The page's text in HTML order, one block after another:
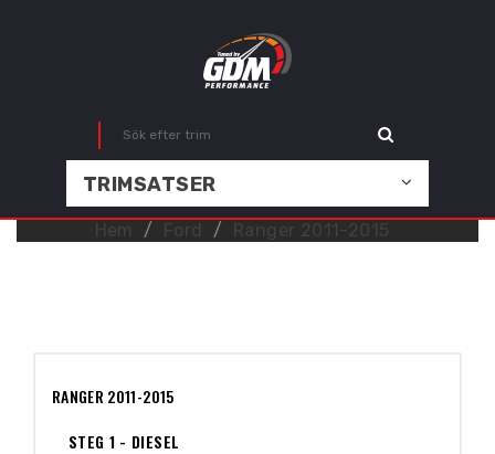
TRIMSATSER
Hem Ford Ranger 2011-2015
RANGER 2011-2015
STEG 1 - DIESEL